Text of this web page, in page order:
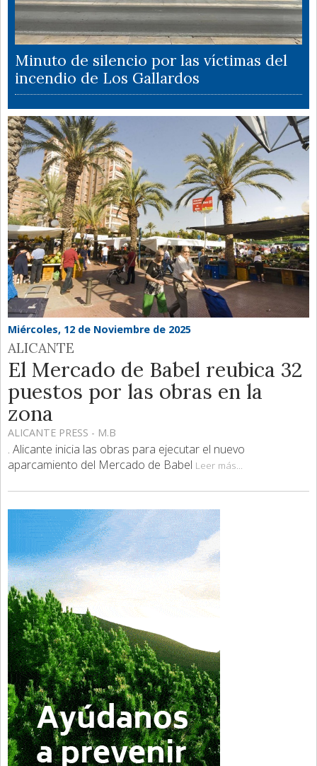
Minuto de silencio por las víctimas del
incendio de Los Gallardos
Miércoles, 12 de Noviembre de 2025
ALICANTE
El Mercado de Babel reubica 32
puestos por las obras en la
zona
ALICANTE PRESS - M.B
. Alicante inicia las obras para ejecutar el nuevo
aparcamiento del Mercado de Babel Leer más...